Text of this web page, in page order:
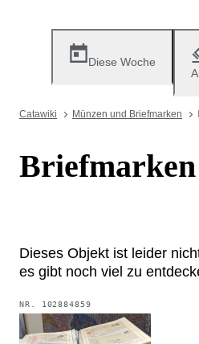
Diese Woche
Catawiki Münzen und Briefmarken
Briefmarken
Dieses Objekt ist leider
es gibt noch viel zu
NR. 102884859